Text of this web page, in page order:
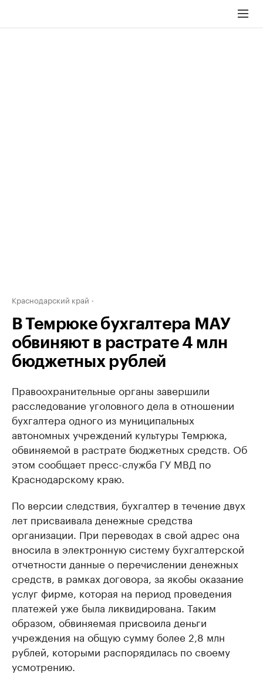
Краснодарский край
В Темрюке бухгалтера МАУ
обвиняют в растрате 4 млн
бюджетных рублей
Правоохранительные органы завершили
расследование уголовного дела в отношении
бухгалтера одного из муниципальных
автономных учреждений культуры Темрюка,
обвиняемой в растрате бюджетных средств. Об
этом сообщает пресс-служба ГУ МВД по
Краснодарскому краю.
По версии следствия, бухгалтер в течение двух
лет присваивала денежные средства
организации. При переводах в свой адрес она
вносила в электронную систему бухгалтерской
отчетности данные о перечислении денежных
средств, в рамках договора, за якобы оказание
услуг фирме, которая на период проведения
платежей уже была ликвидирована. Таким
образом, обвиняемая присвоила деньги
учреждения на общую сумму более 2,8 млн
рублей, которыми распорядилась по своему
усмотрению.